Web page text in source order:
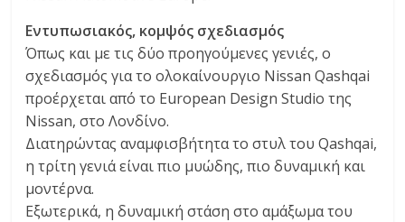
Εντυπωσιακός, κομψός σχεδιασμός
Όπως και με τις δύο προηγούμενες γενιές, ο
σχεδιασμός για το ολοκαίνουργιο Nissan Qashqai
προέρχεται από το European Design Studio της
Nissan, στο Λονδίνο.
Διατηρώντας αναμφισβήτητα το στυλ του Qashqai,
η τρίτη γενιά είναι πιο μυώδης, πιο δυναμική και
μοντέρνα.
Εξωτερικά, η δυναμική στάση στο αμάξωμα του